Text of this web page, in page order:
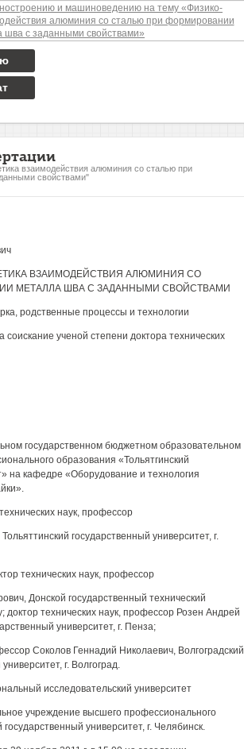
взаимодействия алюминия со сталью при
свойствами"
ВЗАИМОДЕЙСТВИЯ АЛЮМИНИЯ СО
МЕТАЛЛА ШВА С ЗАДАННЫМИ СВОЙСТВАМИ
родственные процессы и технологии
ученой степени доктора технических
государственном бюджетном образовательном
образования «Тольятгинский
на кафедре «Оборудование и технология
наук, профессор
государственный университет, г.
технических наук, профессор
Донской государственный технический
доктор технических наук, профессор Розен Андрей
университет, г. Пенза;
Соколов Геннадий Николаевич, Волгоградский
г. Волгоград.
исследовательский университет
учреждение высшего профессионального
университет, г. Челябинск.